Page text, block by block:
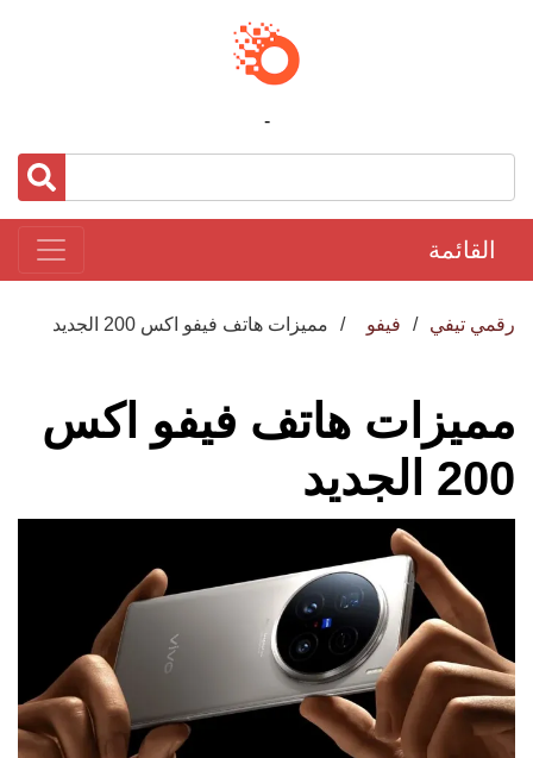
-
القائمة
رقمي تيفي فيفو مميزات هاتف فيفو اكس 200 الجديد
مميزات هاتف فيفو اكس
200 الجديد